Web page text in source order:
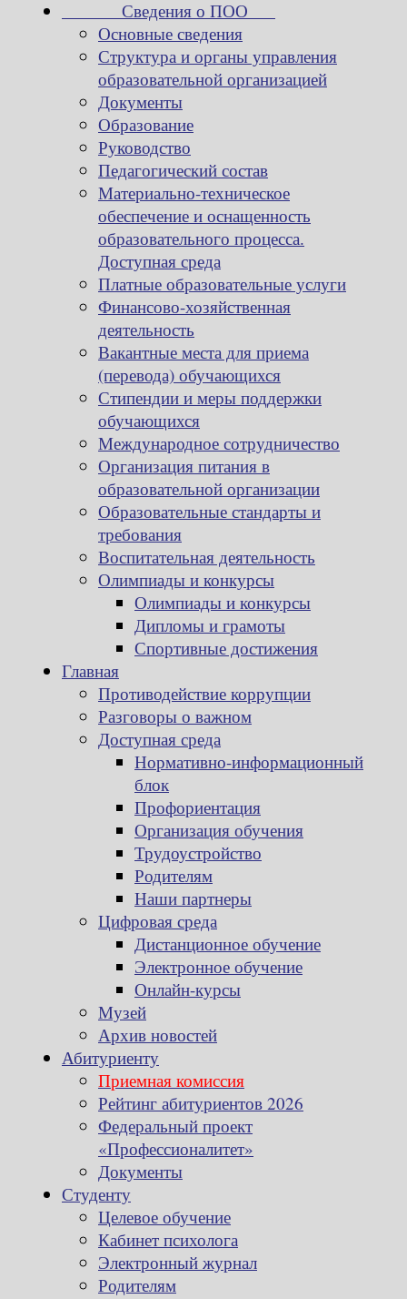
Сведения о ПОО
Основные сведения
Структура и органы управления
образовательной организацией
Документы
Образование
Руководство
Педагогический состав
Материально-техническое
обеспечение и оснащенность
образовательного процесса.
Доступная среда
Платные образовательные услуги
Финансово-хозяйственная
деятельность
Вакантные места для приема
(перевода) обучающихся
Стипендии и меры поддержки
обучающихся
Международное сотрудничество
Организация питания в
образовательной организации
Образовательные стандарты и
требования
Воспитательная деятельность
Олимпиады и конкурсы
Олимпиады и конкурсы
Дипломы и грамоты
Спортивные достижения
Главная
Противодействие коррупции
Разговоры о важном
Доступная среда
Нормативно-информационный
блок
Профориентация
Организация обучения
Трудоустройство
Родителям
Наши партнеры
Цифровая среда
Дистанционное обучение
Электронное обучение
Онлайн-курсы
Музей
Архив новостей
Абитуриенту
Приемная комиссия
Рейтинг абитуриентов 2026
Федеральный проект
«Профессионалитет»
Документы
Студенту
Целевое обучение
Кабинет психолога
Электронный журнал
Родителям